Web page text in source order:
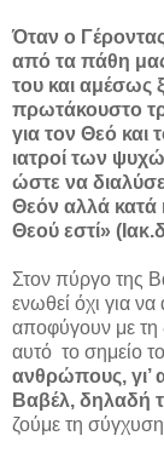
Όταν ο
από τα πάθη
του και αμέσως
πρωτάκουστο
για τον Θεό και
ιατροί των
ώστε να
Θεόν αλλά κατά
Θεού εστί»
Στον πύργο της
ενωθεί όχι για
αποφύγουν με τη
αυτό το σημείο
ανθρώπους, γι’
Βαβέλ, δηλαδή
ζούμε τη